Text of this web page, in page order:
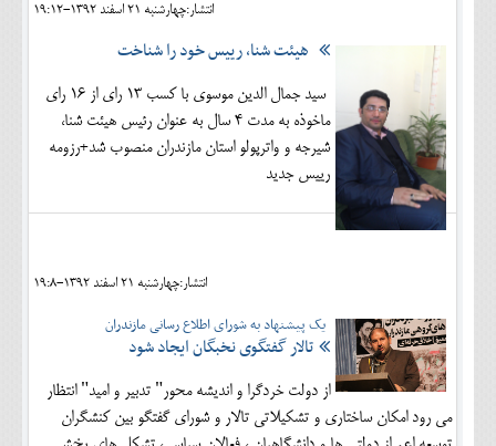
انتشار:چهارشنبه 21 اسفند 1392-19:12
هیئت شنا، رییس خود را شناخت
سید جمال الدین موسوی با کسب 13 رای از 16 رای
ماخوذه به مدت 4 سال به عنوان رئیس هیئت شنا،
شیرجه و واترپولو استان مازندران منصوب شد+رزومه
رییس جدید
انتشار:چهارشنبه 21 اسفند 1392-19:8
یک پیشنهاد به شورای اطلاع رسانی مازندران
تالار گفتگوی نخبگان ایجاد شود
از دولت خردگرا و اندیشه محور" تدبیر و امید" انتظار
می رود امکان ساختاری و تشکیلاتی تالار و شورای گفتگو بین کنشگران